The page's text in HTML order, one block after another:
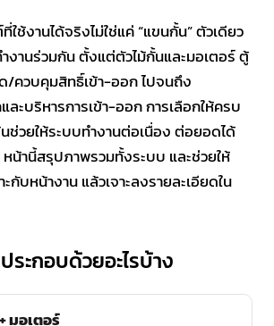
ช้งานได้จริงไม่ใช่แค่ “แขนกั้น” ตัวเดียว
งานร่วมกัน ตั้งแต่ตัวไม้กั้นและมอเตอร์ ตู้
/ควบคุมสิทธิ์เข้า-ออก ไปจนถึง
ะบริหารการเข้า-ออก การเลือกให้ครบ
ช่วยให้ระบบทำงานต่อเนื่อง ต่อยอดได้
หน้านี้สรุปภาพรวมทั้งระบบ และช่วยให้
บหน้างาน แล้วเจาะลงรายละเอียดใน
ะกอบด้วยอะไรบ้าง
มอเตอร์